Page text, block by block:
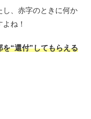
し、赤字のときに何か
ね！
“還付”してもらえる